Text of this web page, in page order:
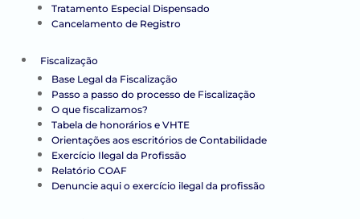
Tratamento Especial Dispensado
Cancelamento de Registro
Fiscalização
Base Legal da Fiscalização
Passo a passo do processo de Fiscalização
O que fiscalizamos?
Tabela de honorários e VHTE
Orientações aos escritórios de Contabilidade
Exercício Ilegal da Profissão
Relatório COAF
Denuncie aqui o exercício ilegal da profissão